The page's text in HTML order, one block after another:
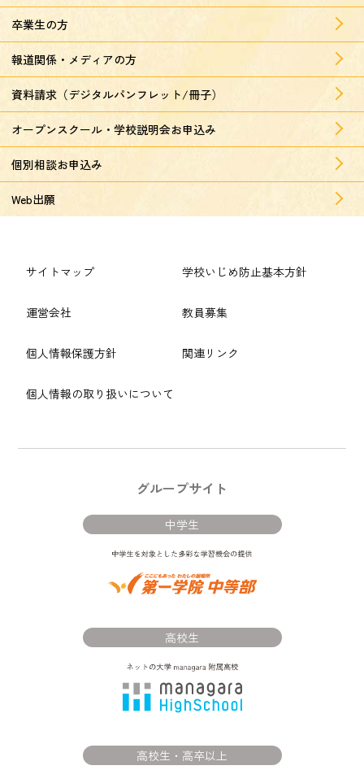
卒業生の方
報道関係・メディアの方
資料請求（デジタルパンフレット/冊子）
オープンスクール・学校説明会お申込み
個別相談お申込み
Web出願
サイトマップ
運営会社
個人情報保護方針
個人情報の取り扱いについて
学校いじめ防止基本方針
教員募集
関連リンク
グループサイト
中学生
高校生
高校生・高卒以上